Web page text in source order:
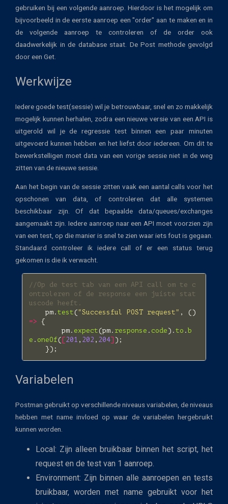
gebruiken bij een volgende aanroep. Hierdoor is het mogelijk om
bijvoorbeeld in de eerste aanroep een "order" aan te maken en in
de volgende aanroep te controleren of de order ook
daadwerkelijk in de database staat. De Post methode gevolgd
door een Get.
Werkwijze
Iedere goede test(sessie) wil je betrouwbaar, snel en zo makkelijk
mogelijk kunnen herhalen, zodra een nieuwe versie van een API is
uitgerold wil je de regressie test binnen een paar minuten
uitgevoerd kunnen hebben en het liefst door iedereen. Om dit te
bewerkstelligen moet data van een vorige sessie niet in de weg
zitten van de nieuwe sessie.
Aan het begin van de sessie zitten vaak een aantal calls voor het
opschonen van data, of controleren dat alle systemen
beschikbaar zijn. Of dat bepaalde data/queues/exchanges
aangemaakt zijn. Iedere aanroep naar een API moet voorzien zijn
van een test, op die manier is snel te zien waar iets fout is gegaan.
Standaard controleer ik iedere call of er een status terug
gekomen is die ik verwacht.
//Op de test tab van een API call om te c
ontroleren of de response een juiste stat
uscode heeft.
pm . test ( "Successful POST request" ,
()
=>
{
pm . expect (pm . response . code). to .b
e . oneOf ( [201 , 202 , 204] );
});
Variabelen
Postman gebruikt op verschillende niveaus variabelen, de niveaus
hebben met name invloed op waar de variabelen hergebruikt
kunnen worden.
Local: Zijn alleen bruikbaar binnen het script, het
request en de test van 1 aanroep.
Environment: Zijn binnen alle aanroepen en tests
bruikbaar, worden met name gebruikt voor het